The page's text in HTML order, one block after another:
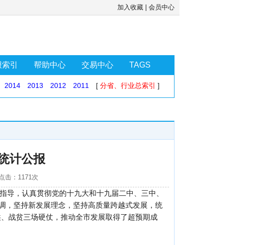
加入收藏 会员中心
引 帮助中心 交易中心 TAGS
2014 2013 2012 2011 [ 分省、行业总索引 ]
计公报
击：1171次
，认真贯彻党的十九大和十九届二中、三中、
，坚持新发展理念，坚持高质量跨越式发展，统
战贫三场硬仗，推动全市发展取得了超预期成